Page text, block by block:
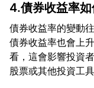
4.債券收益率
債券收益率的變動
債券收益率也會上
看，這會影響投資